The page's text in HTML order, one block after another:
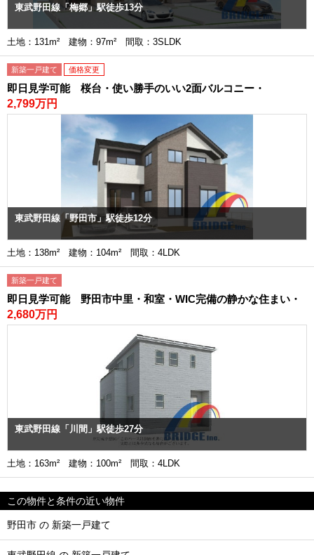
東武野田線「梅郷」駅徒歩13分
土地：131m² 建物：97m² 間取：3SLDK
新築一戸建て 価格変更
即日見学可能 桜台・使い勝手のいい2面バルコニー・
2,799万円
東武野田線「野田市」駅徒歩12分
土地：138m² 建物：104m² 間取：4LDK
新築一戸建て
即日見学可能 野田市中里・和室・WIC完備の静かな住まい・
2,680万円
東武野田線「川間」駅徒歩27分
土地：163m² 建物：100m² 間取：4LDK
この物件と条件の近い物件
野田市 の 新築一戸建て